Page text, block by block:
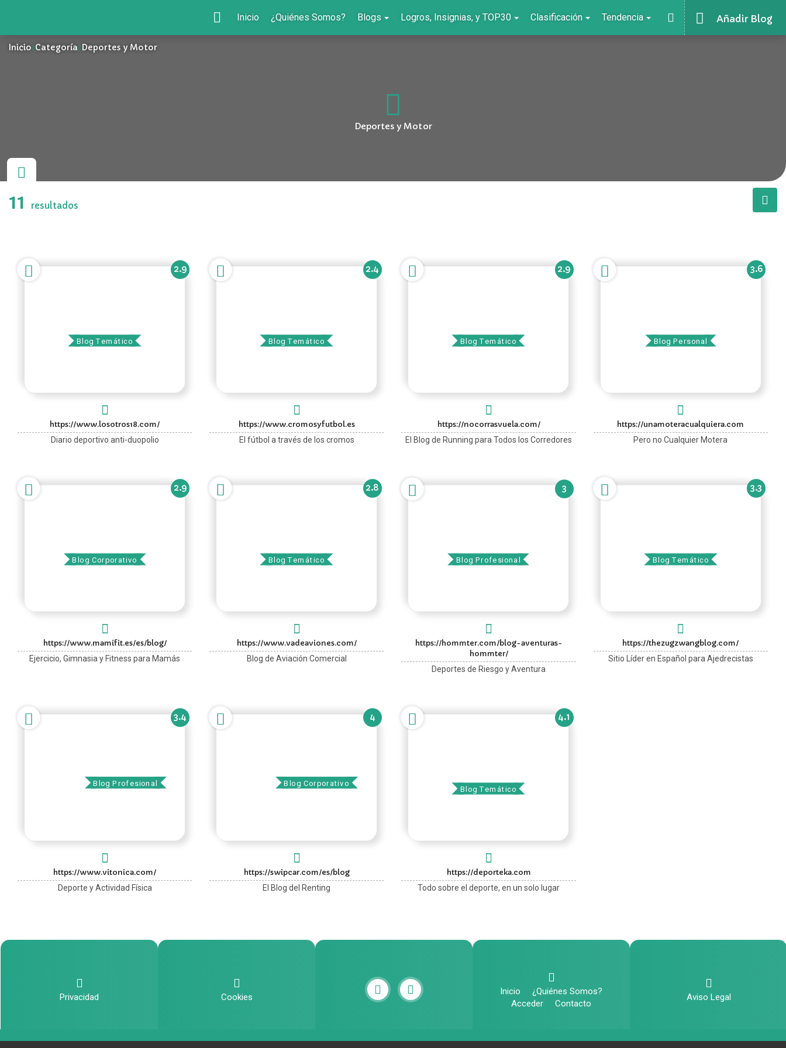
Añadir Blog
Inicio ¿Quiénes Somos? Blogs Logros, Insignias, y TOP30 Clasificación Tendencia
Inicio Categoría Deportes y Motor
Deportes y Motor
11 resultados
2.9
Blog Temático
https://www.losotros18.com/
Diario deportivo anti-duopolio
2.4
Blog Temático
https://www.cromosyfutbol.es
El fútbol a través de los cromos
2.9
Blog Temático
https://nocorrasvuela.com/
El Blog de Running para Todos los Corredores
3.6
Blog Personal
https://unamoteracualquiera.com
Pero no Cualquier Motera
2.9
Blog Corporativo
https://www.mamifit.es/es/blog/
Ejercicio, Gimnasia y Fitness para Mamás
2.8
Blog Temático
https://www.vadeaviones.com/
Blog de Aviación Comercial
3
Blog Profesional
https://hommter.com/blog-aventuras-
hommter/
Deportes de Riesgo y Aventura
3.3
Blog Temático
https://thezugzwangblog.com/
Sitio Líder en Español para Ajedrecistas
3.4
Blog Profesional
https://www.vitonica.com/
Deporte y Actividad Física
4
Blog Corporativo
https://swipcar.com/es/blog
El Blog del Renting
4.1
Blog Temático
https://deporteka.com
Todo sobre el deporte, en un solo lugar
Privacidad Cookies
Inicio
¿Quiénes Somos?
Acceder
Contacto
Aviso Legal